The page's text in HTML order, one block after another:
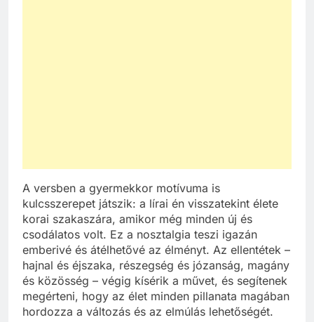
A versben a gyermekkor motívuma is
kulcsszerepet játszik: a lírai én visszatekint élete
korai szakaszára, amikor még minden új és
csodálatos volt. Ez a nosztalgia teszi igazán
emberivé és átélhetővé az élményt. Az ellentétek –
hajnal és éjszaka, részegség és józanság, magány
és közösség – végig kísérik a művet, és segítenek
megérteni, hogy az élet minden pillanata magában
hordozza a változás és az elmúlás lehetőségét.